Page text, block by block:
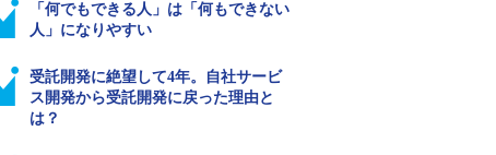
「何でもできる人」は「何もできない
人」になりやすい
受託開発に絶望して4年。自社サービ
ス開発から受託開発に戻った理由と
は？